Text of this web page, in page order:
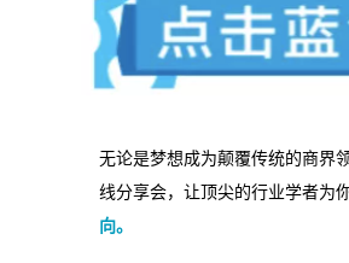
无论是梦想成为颠覆传统的商界
线分享会，让顶尖的行业学者为
向。